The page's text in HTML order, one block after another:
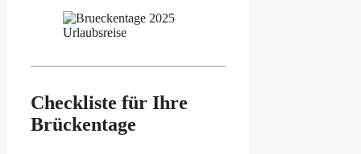
Checkliste für Ihre
Brückentage